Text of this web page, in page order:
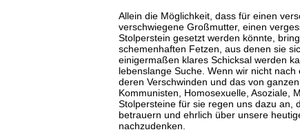
Allein die Möglichkeit, dass für einen
verschwiegene Großmutter, einen
Stolperstein gesetzt werden könnte,
schemenhaften Fetzen, aus denen sie
einigermaßen klares Schicksal werden
lebenslange Suche. Wenn wir nicht
deren Verschwinden und das von
Kommunisten, Homosexuelle, Asoziale,
Stolpersteine für sie regen uns dazu an,
betrauern und ehrlich über unsere
nachzudenken.